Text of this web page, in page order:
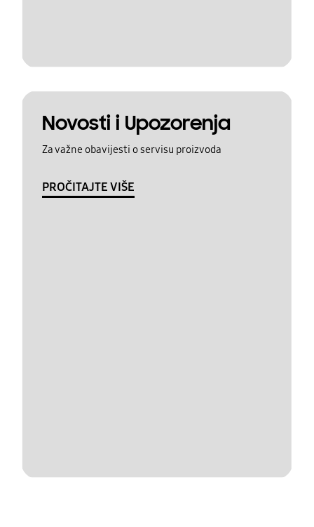
Novosti i Upozorenja
Za važne obavijesti o servisu proizvoda
PROČITAJTE VIŠE